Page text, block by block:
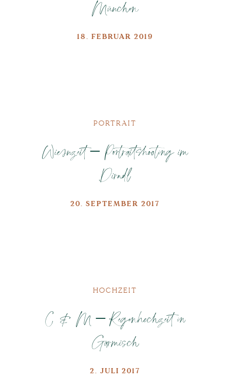
München
18. FEBRUAR 2019
PORTRAIT
Wiesnzeit – Portraitshooting im
Dirndl
20. SEPTEMBER 2017
HOCHZEIT
C & M – Regenhochzeit in
Garmisch
2. JULI 2017